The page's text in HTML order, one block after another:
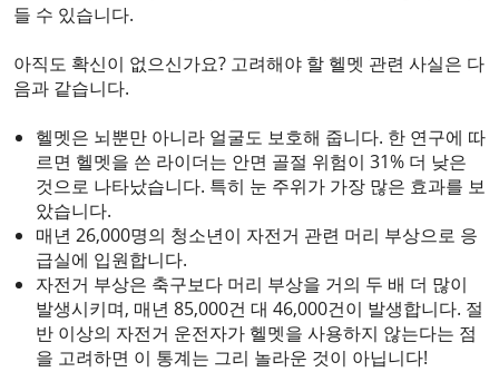
들 수 있습니다.
아직도 확신이 없으신가요? 고려해야 할 헬멧 관련 사실은 다
음과 같습니다.
헬멧은 뇌뿐만 아니라 얼굴도 보호해 줍니다. 한 연구에 따
르면 헬멧을 쓴 라이더는 안면 골절 위험이 31% 더 낮은
것으로 나타났습니다. 특히 눈 주위가 가장 많은 효과를 보
았습니다.
매년 26,000명의 청소년이 자전거 관련 머리 부상으로 응
급실에 입원합니다.
자전거 부상은 축구보다 머리 부상을 거의 두 배 더 많이
발생시키며, 매년 85,000건 대 46,000건이 발생합니다. 절
반 이상의 자전거 운전자가 헬멧을 사용하지 않는다는 점
을 고려하면 이 통계는 그리 놀라운 것이 아닙니다!